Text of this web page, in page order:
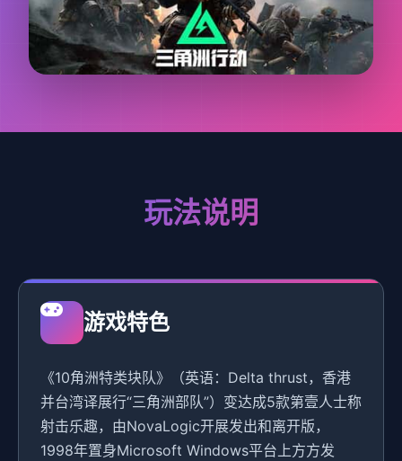
玩法说明
游戏特色
《10角洲特类块队》（英语：Delta thrust，香港
并台湾译展行“三角洲部队”）变达成5款第壹人士称
射击乐趣，由NovaLogic开展发出和离开版，
1998年置身Microsoft Windows平台上方方发